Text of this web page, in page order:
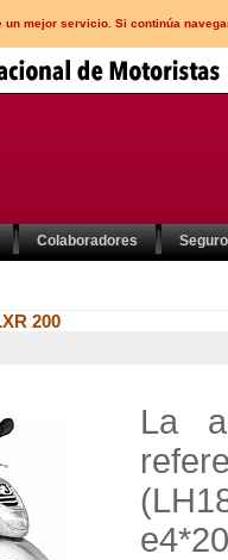
mejor servicio. Si continúa
Colaboradores
200
La